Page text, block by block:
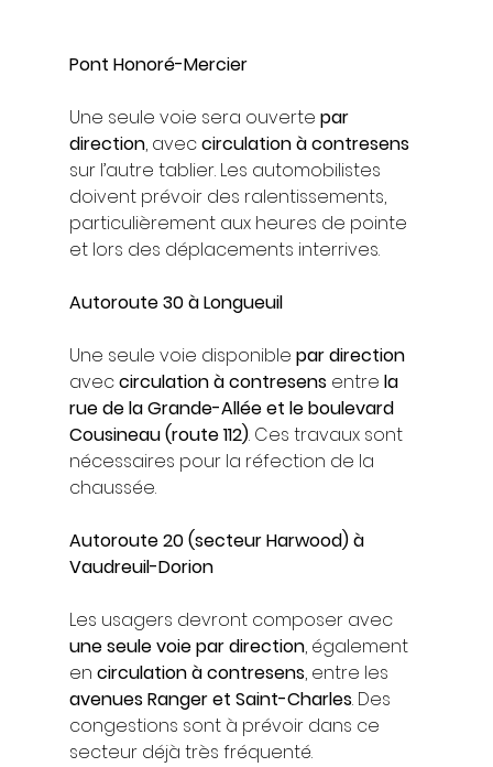
Pont Honoré-Mercier
Une seule voie sera ouverte par
direction, avec circulation à contresens
sur l’autre tablier. Les automobilistes
doivent prévoir des ralentissements,
particulièrement aux heures de pointe
et lors des déplacements interrives.
Autoroute 30 à Longueuil
Une seule voie disponible par direction
avec circulation à contresens entre la
rue de la Grande-Allée et le boulevard
Cousineau (route 112). Ces travaux sont
nécessaires pour la réfection de la
chaussée.
Autoroute 20 (secteur Harwood) à
Vaudreuil-Dorion
Les usagers devront composer avec
une seule voie par direction, également
en circulation à contresens, entre les
avenues Ranger et Saint-Charles. Des
congestions sont à prévoir dans ce
secteur déjà très fréquenté.